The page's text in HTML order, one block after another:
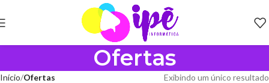
Ofertas
Início Ofertas Exibindo um único resultado